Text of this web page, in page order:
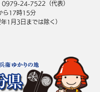
0979-24-7522（代表）
ら17時15分
1月3日までは除く）